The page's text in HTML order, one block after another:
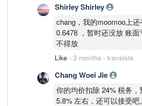
Shirley Shirley
chang，我的moomoo上
0.6478 ，暂时还没放 账面
不得放
Like · 3 months · translate
Chang Woei Jie
你的均价扣除 24% 税务
5.8% 左右，还可以接受吧。